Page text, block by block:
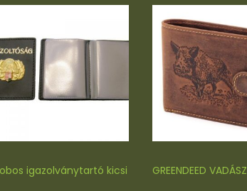
igazolványtartó kicsi
GREENDEED VADÁSZ